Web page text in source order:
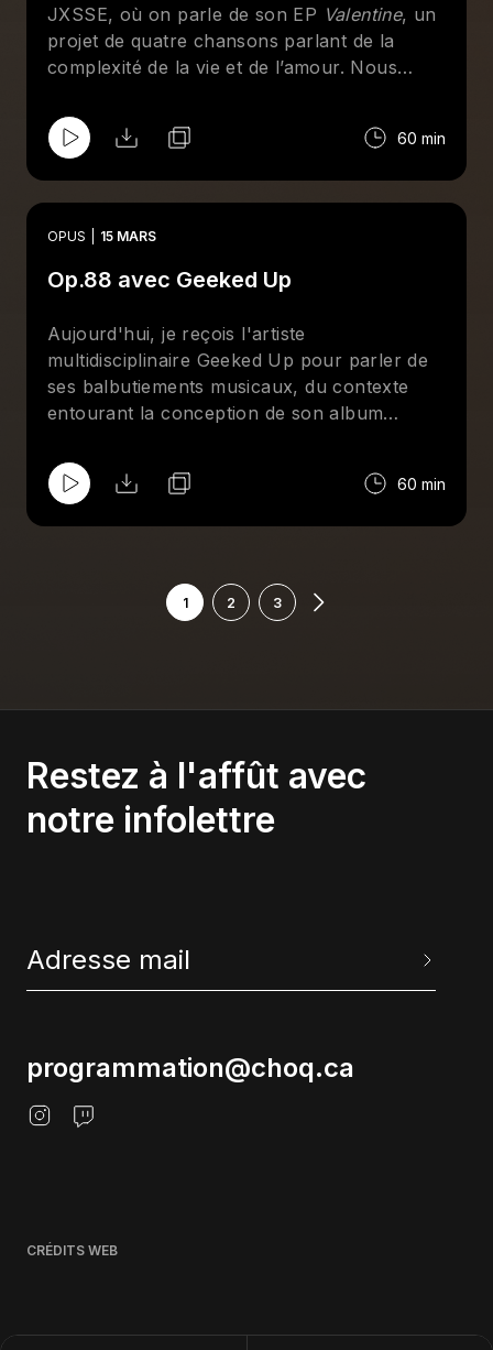
JXSSE, où on parle de son EP Valentine, un
projet de quatre chansons parlant de la
complexité de la vie et de l’amour. Nous
des collaborations, des influences et même
d'anecdotes associées à cet opus.
60 min
OPUS 15 MARS
Op.88 avec Geeked Up
Aujourd'hui, je reçois l'artiste
multidisciplinaire Geeked Up pour parler de
ses balbutiements musicaux, du contexte
entourant la conception de son album
l'état de sa santé mentale qui l’a poussé à
créer le projet de 10 morceaux.
60 min
1 2 3
Restez à l'affût avec
notre infolettre
programmation@choq.ca
CRÉDITS WEB